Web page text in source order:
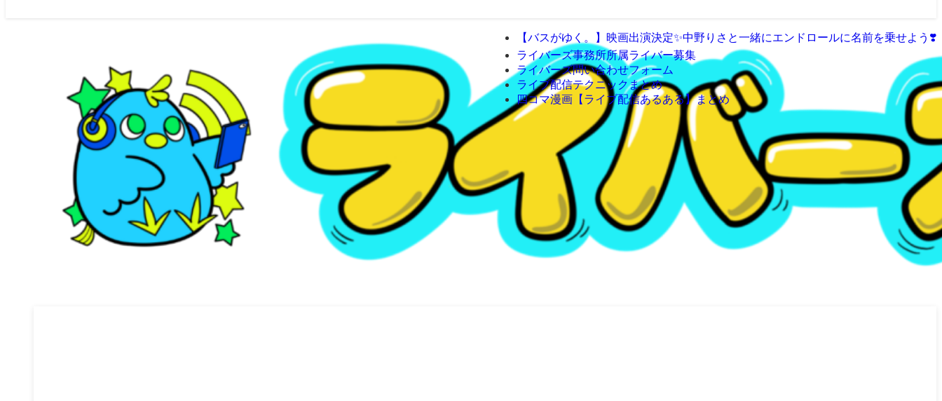
【バスがゆく。】映画出演決定✨️中野りさと一緒にエンドロールに名前を乗せよう❣️
ライバーズ事務所所属ライバー募集
ライバーズ問い合わせフォーム
ライブ配信テクニックまとめ
四コマ漫画【ライブ配信あるある】まとめ